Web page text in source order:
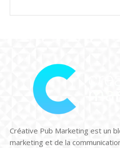
Créative Pub Marketing est un
marketing et de la